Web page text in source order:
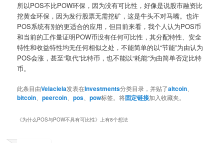
所以POS不比POW环保，因为没有可比性，好像是说股市融资比
挖黄金环保，因为发行股票无需挖矿，这是牛头不对马嘴。也许
POS系统有别的更适合的应用，但目前来看，我个人认为POS币
和当前的工作量证明POW币没有任何可比性，其分配特性、安全
特性和收益特性均无任何相似之处，不能简单的以“节能”为由认为
POS会涨，甚至“取代”比特币，也不能以“耗能”为由简单否定比特
币。
此条目由Velaciela发表在Investments分类目录，并贴了altcoin
bitcoin 、peercoin 、pos 、pow标签。将固定链接加入收藏夹。
《为什么POS与POW不具有可比性》上有8个想法